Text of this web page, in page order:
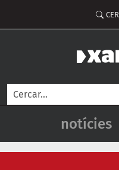
Cerca
notícies